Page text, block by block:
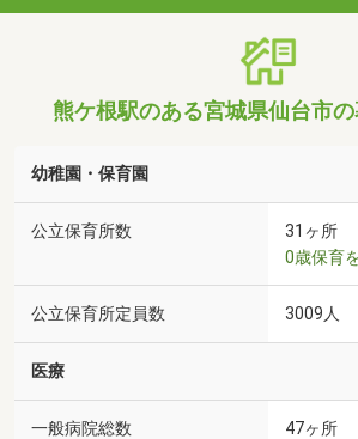
熊ケ根駅のある宮城県仙台市
幼稚園・保育園
公立保育所数
31ヶ所
0歳保育
公立保育所定員数 3009人
医療
一般病院総数 47ヶ所